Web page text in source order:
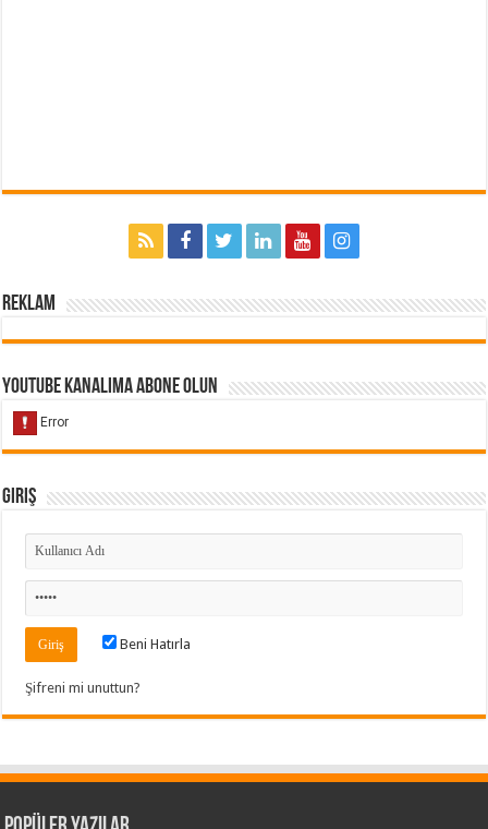
Reklam
Youtube Kanalıma Abone Olun
Giriş
Beni Hatırla
Şifreni mi unuttun?